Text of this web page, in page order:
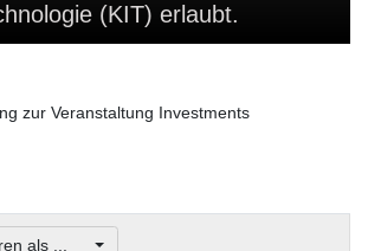
(KIT) erlaubt.
zur Veranstaltung Investments
als ...